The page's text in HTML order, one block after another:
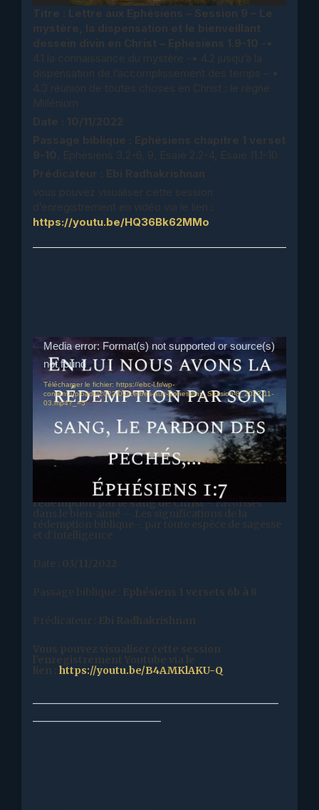
Titre : Lettre aux Ephésiens – Session 9 – Le
mystère, la dispensation et le bienveillant
dessein divin en Christ – Ephésiens 1.9-10 -•
4.1 la connaissance du mystère -• 4.2 jusqu’à la
dispensation de l’accomplissement des temps – •
4.3 réunion de toutes choses en Christ : le règne
Millénium
Date : 10/11/2022
Passage biblique : Ephésiens chapitre 1 verset
9-10 , Ephésiens 3.2-6, 9, Esaïe 2.2-4, Esaïe 11.1-10
Prédicateur : Ebi Radhakrishnan
vous pouvez visualiser cette session
d’enregistrement en vidéo via le lien :
https://youtu.be/HQ36Bk62MMo
Lecteur
vidéo
Media error: Format(s) not supported or source(s)
not found
Télécharger le fichier: https://ebc-l.fr/wp-
content/uploads/2022/09/Lettres-aux-Ephesiens_Session-8_2022-11-
03.mp4?_=5
Lettre aux Ephésiens – Session 8 – La
rédemption par le sang de Christ-. Favorisés
dans le bien-aimé – .Les significations de la
rédemption biblique -. par toute espèce de sagesse
et d’intelligence
Date : 03/11/2022
Passage biblique : Ephésiens 1 versets 6b à 8
Prédicateur : Ebi Radhakrishnan
Vous pouvez visualiser cette session
l’enregistrement Youtube via le
lien
https://youtu.be/B4AMKlAKU-Q
———————————————————————
————————————